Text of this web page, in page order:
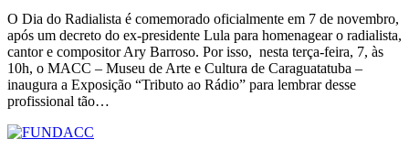
O Dia do Radialista é comemorado oficialmente em 7 de novembro,
após um decreto do ex-presidente Lula para homenagear o radialista,
cantor e compositor Ary Barroso. Por isso, nesta terça-feira, 7, às
10h, o MACC – Museu de Arte e Cultura de Caraguatatuba –
inaugura a Exposição “Tributo ao Rádio” para lembrar desse
profissional tão…